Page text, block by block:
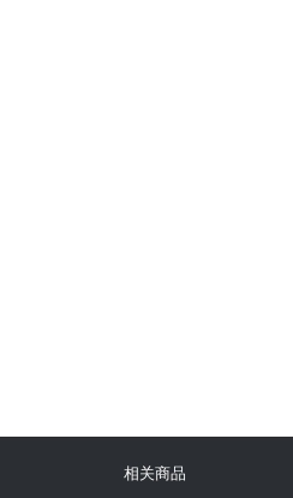
相关商品